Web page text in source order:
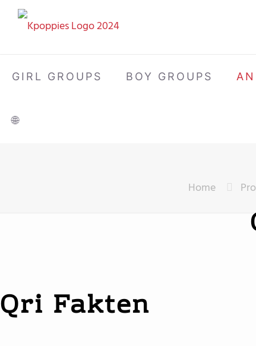
GIRL GROUPS BOY GROUPS
🌐
Home
Qri Fakten